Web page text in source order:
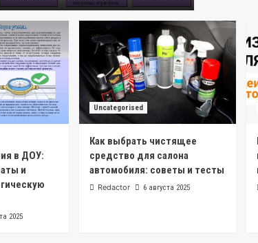
5
в ДОУ:
и
2025
Uncategorised
Как выбрать чистящее
средство для салона
автомобиля: советы и тесты
Redactor 6 августа 2025